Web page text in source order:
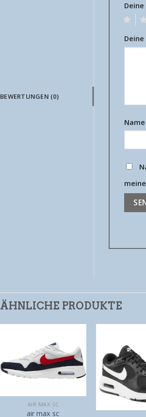
BEWERTUNGEN (0)
Name
ÄHNLICHE PRODUKTE
AIR MAX SC
air max sc